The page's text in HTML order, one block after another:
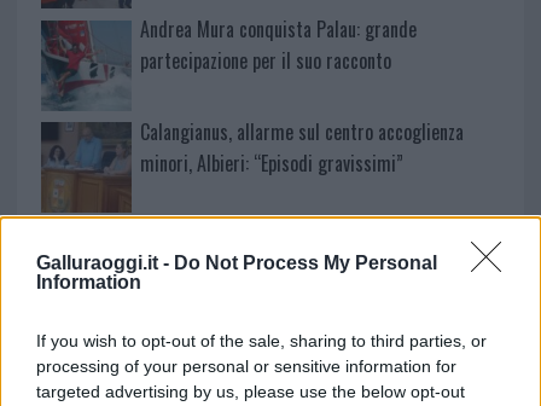
Galluraoggi.it - Do Not Process My Personal
Information
If you wish to opt-out of the sale, sharing to third parties, or
processing of your personal or sensitive information for
targeted advertising by us, please use the below opt-out
Andrea Mura conquista Palau: grande
partecipazione per il suo racconto
Calangianus, allarme sul centro accoglienza
minori, Albieri: “Episodi gravissimi”
50mila nel resort
Meteo Olbia 7 agosto, sole e caldo tornano
protagonisti